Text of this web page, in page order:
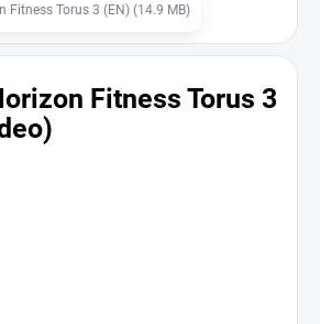
Fitness Torus 3 (EN) (14.9 MB)
Fitness Torus 3